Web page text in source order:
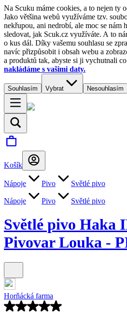
Na Scuku máme cookies, a to nejen ty
Jako většina webů využíváme tzv.
nekřupou, ani nedrobí, ale moc se nám
sledovat, jak Scuk.cz využíváte. A to
o kus dál. Díky vašemu souhlasu se
navíc přizpůsobit i obsah webu a
a produktů tak, abyste si ji vychutnali
nakládáme s vašimi daty.
Souhlasím Vybrat Nesouhlasím
Košík
Nápoje Pivo Světlé pivo
Nápoje Pivo Světlé pivo
Světlé pivo Haka
Pivovar Louka -
Horňácká farma